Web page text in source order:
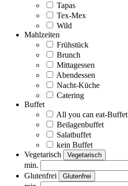
Tapas
Tex-Mex
Wild
Mahlzeiten
Frühstück
Brunch
Mittagessen
Abendessen
Nacht-Küche
Catering
Buffet
All you can eat-Buffet
Beilagenbuffet
Salatbuffet
kein Buffet
Vegetarisch
Vegetarisch
min.
Glutenfrei
Glutenfrei